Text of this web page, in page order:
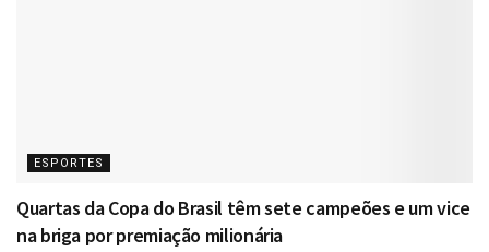
ESPORTES
Quartas da Copa do Brasil têm sete campeões e um vice
na briga por premiação milionária